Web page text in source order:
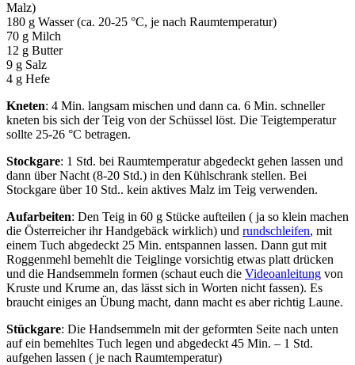
Malz)
180 g Wasser (ca. 20-25 °C, je nach Raumtemperatur)
70 g Milch
12 g Butter
9 g Salz
4 g Hefe
Kneten: 4 Min. langsam mischen und dann ca. 6 Min. schneller
kneten bis sich der Teig von der Schüssel löst. Die Teigtemperatur
sollte 25-26 °C betragen.
Stockgare: 1 Std. bei Raumtemperatur abgedeckt gehen lassen und
dann über Nacht (8-20 Std.) in den Kühlschrank stellen. Bei
Stockgare über 10 Std.. kein aktives Malz im Teig verwenden.
Aufarbeiten: Den Teig in 60 g Stücke aufteilen ( ja so klein machen
die Österreicher ihr Handgebäck wirklich) und rundschleifen, mit
einem Tuch abgedeckt 25 Min. entspannen lassen. Dann gut mit
Roggenmehl bemehlt die Teiglinge vorsichtig etwas platt drücken
und die Handsemmeln formen (schaut euch die Videoanleitung von
Kruste und Krume an, das lässt sich in Worten nicht fassen). Es
braucht einiges an Übung macht, dann macht es aber richtig Laune.
Stückgare: Die Handsemmeln mit der geformten Seite nach unten
auf ein bemehltes Tuch legen und abgedeckt 45 Min. – 1 Std.
aufgehen lassen ( je nach Raumtemperatur)